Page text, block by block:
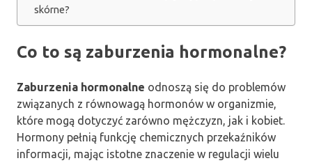
skórne?
Co to są zaburzenia hormonalne?
Zaburzenia hormonalne odnoszą się do problemów
związanych z równowagą hormonów w organizmie,
które mogą dotyczyć zarówno mężczyzn, jak i kobiet.
Hormony pełnią funkcję chemicznych przekaźników
informacji, mając istotne znaczenie w regulacji wielu